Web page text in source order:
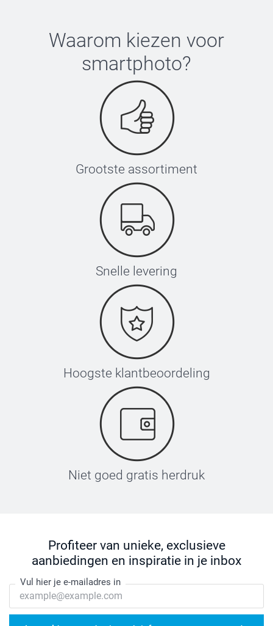
Waarom kiezen voor
smartphoto?
Grootste assortiment
Snelle levering
Hoogste klantbeoordeling
Niet goed gratis herdruk
Profiteer van unieke, exclusieve
aanbiedingen en inspiratie in je inbox
Vul hier je e-mailadres in